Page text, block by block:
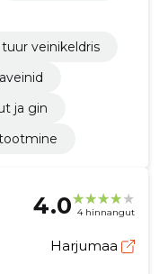
tuur veinikeldris
ja gin
4.0 4 hinnangut
Harjumaa